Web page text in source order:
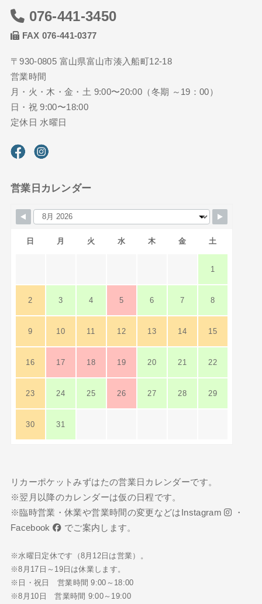
076-441-3450
FAX 076-441-0377
〒930-0805 富山県富山市湊入船町12-18
営業時間
月・火・木・金・土 9:00〜20:00（冬期 ～19：00）
日・祝 9:00〜18:00
定休日 水曜日
営業日カレンダー
日 月 火 水 木 金 土
1
2 3 4 5 6 7 8
9 10 11 12 13 14 15
16 17 18 19 20 21 22
23 24 25 26 27 28 29
30 31
リカーポケットみずはたの営業日カレンダーです。
※翌月以降のカレンダーは仮の日程です。
※臨時営業・休業や営業時間の変更などは Instagram
・
Facebook
でご案内します。
※水曜日定休です（8月12日は営業）。
※8月17日～19日は休業します。
※日・祝日 営業時間 9:00～18:00
※8月10日 営業時間 9:00～19:00